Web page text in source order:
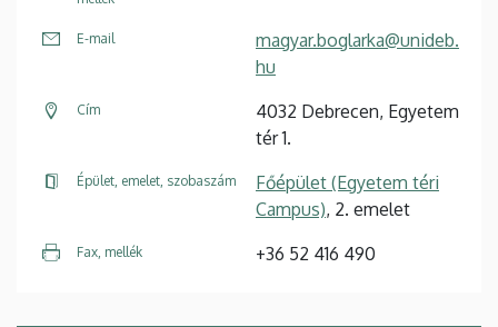
E-mail
magyar.boglarka@unideb.
hu
Cím
4032 Debrecen, Egyetem
tér 1.
Épület, emelet, szobaszám
Főépület (Egyetem téri
Campus), 2. emelet
Fax, mellék +36 52 416 490